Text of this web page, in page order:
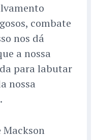
combate
nos dá
a nossa
para labutar
nossa
Mackson